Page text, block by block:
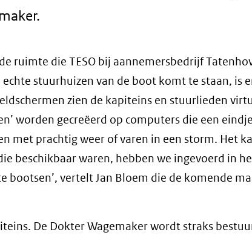
ruimte die TESO bij aannemersbedrijf
stuurhuizen van de boot komt te staan, is
zien de kapiteins en stuurlieden
worden gecreëerd op computers die een eindje
met prachtig weer of varen in een storm. Het
beschikbaar waren, hebben we ingevoerd in
vertelt Jan Bloem die de komende
De Dokter Wagemaker wordt straks